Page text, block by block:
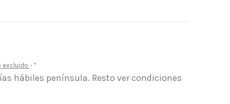
excluido *
hábiles península. Resto ver condiciones